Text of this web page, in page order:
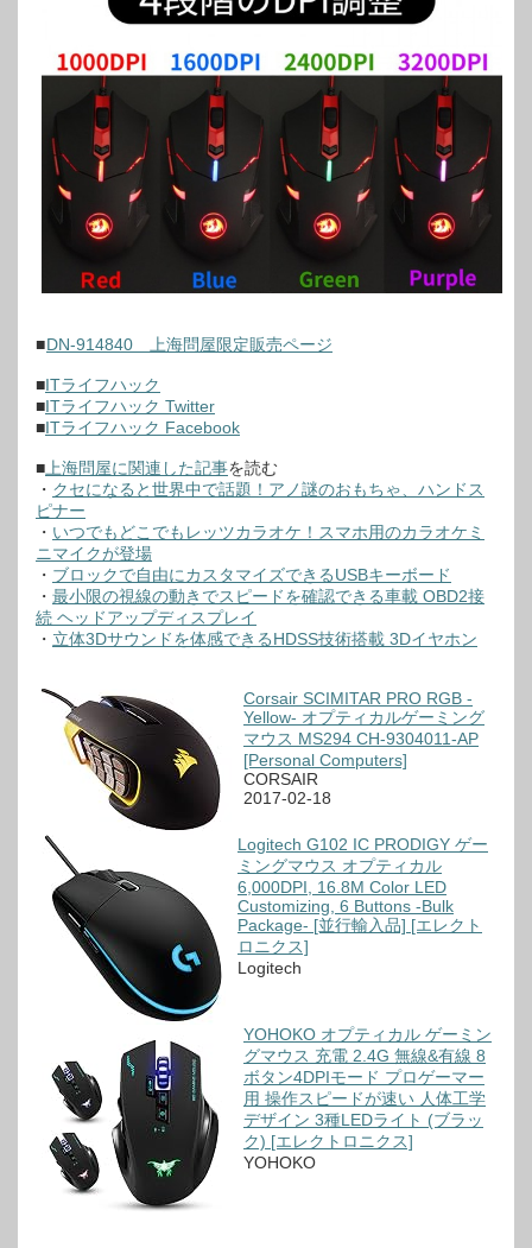
■DN-914840 上海問屋限定販売ページ
■ITライフハック
■ITライフハック Twitter
■ITライフハック Facebook
■ 上海問屋に関連した記事を読む
・ クセになると世界中で話題！アノ謎のおもちゃ、ハンドス
ピナー
・ いつでもどこでもレッツカラオケ！スマホ用のカラオケミ
ニマイクが登場
・ ブロックで自由にカスタマイズできるUSBキーボード
・ 最小限の視線の動きでスピードを確認できる車載 OBD2接
続 ヘッドアップディスプレイ
・ 立体3Dサウンドを体感できるHDSS技術搭載 3Dイヤホン
Corsair SCIMITAR PRO RGB -
Yellow- オプティカルゲーミング
マウス MS294 CH-9304011-AP
[Personal Computers]
CORSAIR
2017-02-18
Logitech G102 IC PRODIGY ゲー
ミングマウス オプティカル
6,000DPI, 16.8M Color LED
Customizing, 6 Buttons -Bulk
Package- [並行輸入品] [エレクト
ロニクス]
Logitech
YOHOKO オプティカル ゲーミン
グマウス 充電 2.4G 無線&有線 8
ボタン4DPIモード プロゲーマー
用 操作スピードが速い 人体工学
デザイン 3種LEDライト (ブラッ
ク) [エレクトロニクス]
YOHOKO